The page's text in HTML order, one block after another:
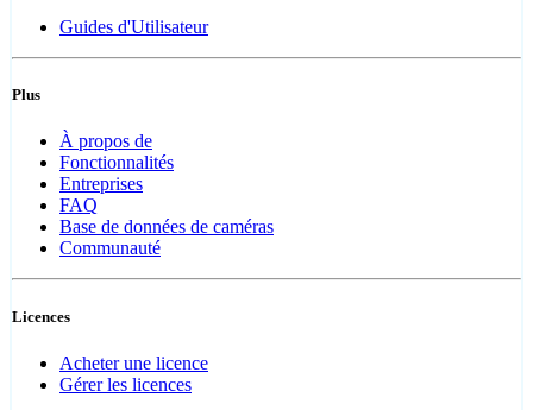
Guides d'Utilisateur
Plus
À propos de
Fonctionnalités
Entreprises
FAQ
Base de données de caméras
Communauté
Licences
Acheter une licence
Gérer les licences